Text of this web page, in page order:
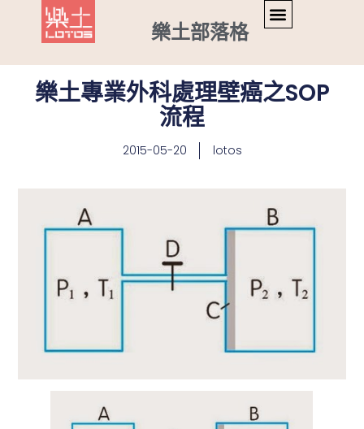
樂土部落格
樂土專業外科處理壁癌之SOP
流程
2015-05-20 lotos